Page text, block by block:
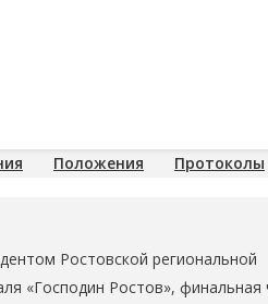
Положения Протоколы
Ростовской региональной
«Господин Ростов», финальная